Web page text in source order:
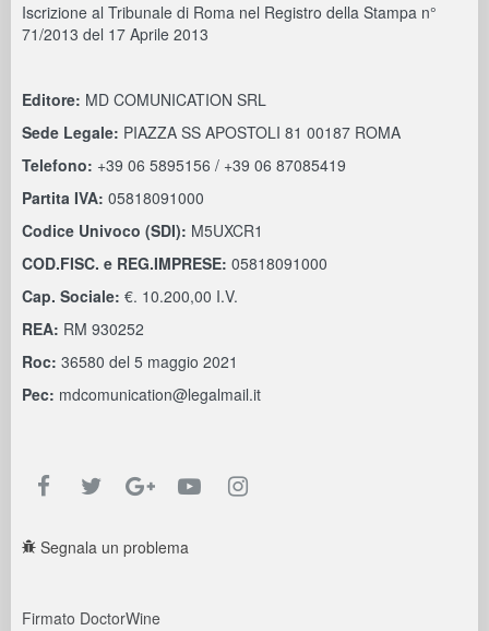
Iscrizione al Tribunale di Roma nel Registro della Stampa n°
71/2013 del 17 Aprile 2013
Editore: MD COMUNICATION SRL
Sede Legale: PIAZZA SS APOSTOLI 81 00187 ROMA
Telefono: +39 06 5895156 / +39 06 87085419
Partita IVA: 05818091000
Codice Univoco (SDI): M5UXCR1
COD.FISC. e REG.IMPRESE: 05818091000
Cap. Sociale: €. 10.200,00 I.V.
REA: RM 930252
Roc: 36580 del 5 maggio 2021
Pec: mdcomunication@legalmail.it
Segnala un problema
Firmato DoctorWine